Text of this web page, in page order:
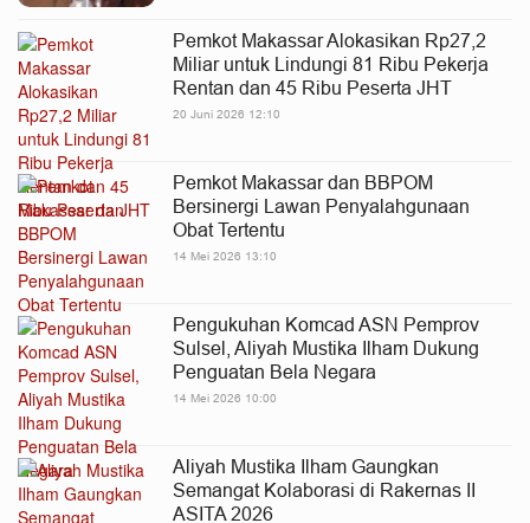
Pemkot Makassar Alokasikan Rp27,2
Miliar untuk Lindungi 81 Ribu Pekerja
Rentan dan 45 Ribu Peserta JHT
20 Juni 2026 12:10
Pemkot Makassar dan BBPOM
Bersinergi Lawan Penyalahgunaan
Obat Tertentu
14 Mei 2026 13:10
Pengukuhan Komcad ASN Pemprov
Sulsel, Aliyah Mustika Ilham Dukung
Penguatan Bela Negara
14 Mei 2026 10:00
Aliyah Mustika Ilham Gaungkan
Semangat Kolaborasi di Rakernas II
ASITA 2026